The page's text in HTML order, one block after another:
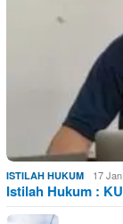
ISTILAH HUKUM 17
Istilah Hukum :